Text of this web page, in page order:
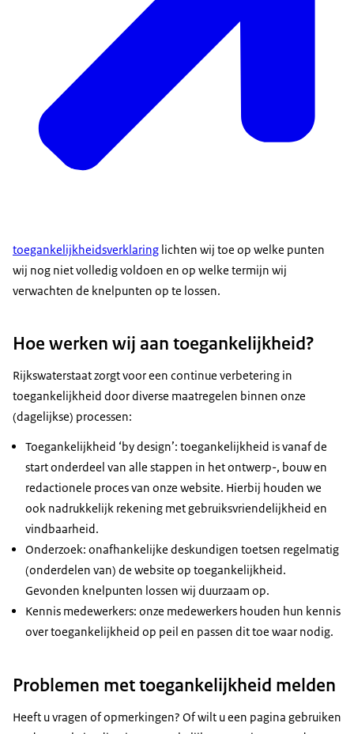
toegankelijkheidsverklaring lichten wij toe op welke punten
wij nog niet volledig voldoen en op welke termijn wij
verwachten de knelpunten op te lossen.
Hoe werken wij aan toegankelijkheid?
Rijkswaterstaat zorgt voor een continue verbetering in
toegankelijkheid door diverse maatregelen binnen onze
(dagelijkse) processen:
Toegankelijkheid ‘by design’: toegankelijkheid is vanaf de
start onderdeel van alle stappen in het ontwerp-, bouw en
redactionele proces van onze website. Hierbij houden we
ook nadrukkelijk rekening met gebruiksvriendelijkheid en
vindbaarheid.
Onderzoek: onafhankelijke deskundigen toetsen regelmatig
(onderdelen van) de website op toegankelijkheid.
Gevonden knelpunten lossen wij duurzaam op.
Kennis medewerkers: onze medewerkers houden hun kennis
over toegankelijkheid op peil en passen dit toe waar nodig.
Problemen met toegankelijkheid melden
Heeft u vragen of opmerkingen? Of wilt u een pagina gebruiken